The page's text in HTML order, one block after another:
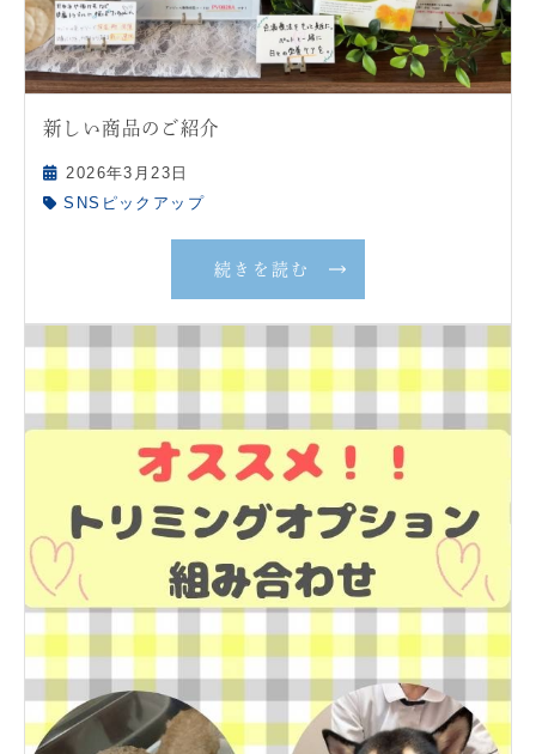
新しい商品のご紹介
2026年3月23日
SNSピックアップ
続きを読む